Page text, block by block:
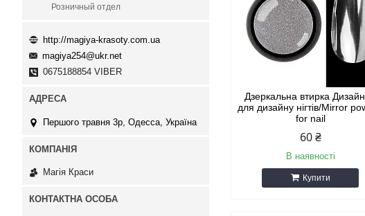
Дзеркальна втирка
для дизайну нігтів/Mirror
for nail
60 ₴
В наявності
Купити
Розничный отдел
http://magiya-krasoty.com.ua
magiya254@ukr.net
0675188854 VIBER
Першого травня 3р, Одесса, Україна
Магія Краси